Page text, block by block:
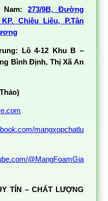
273/9B, Đường
Chiêu Liêu, P.Tân
Lô 4-12 Khu B –
Bình Định, Thị Xã An
mangxopchatlu
@MangFoamGia
TÍN – CHẤT LƯỢNG